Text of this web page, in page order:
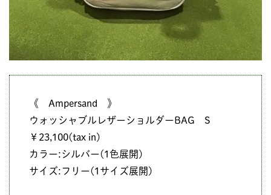
《 Ampersand 》
ウォッシャブルレザーショルダーBAG S
￥23,100(tax in)
カラー:シルバー(1色展開)
サイズ:フリー(1サイズ展開)